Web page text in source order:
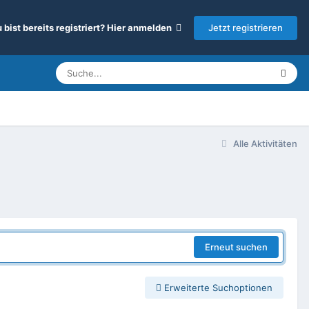
bist bereits registriert? Hier anmelden Jetzt registrieren
Alle Aktivitäten
Erneut suchen
Erweiterte Suchoptionen